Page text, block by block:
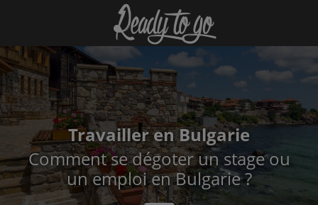
Travailler en Bulgarie
Comment se dégoter un stage ou
un emploi en Bulgarie ?